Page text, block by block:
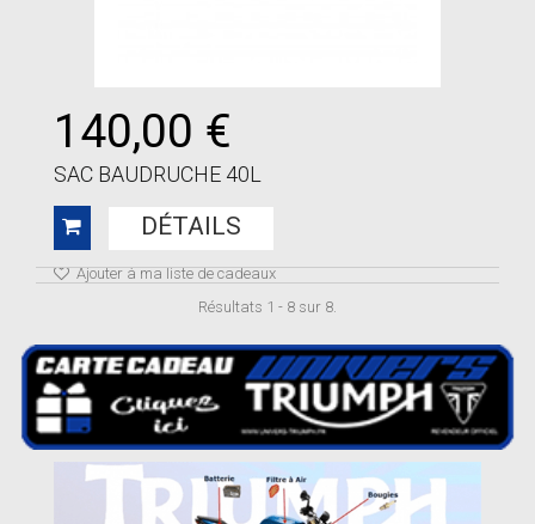
140,00 €
SAC BAUDRUCHE 40L
DÉTAILS
Ajouter à ma liste de cadeaux
Résultats 1 - 8 sur 8.